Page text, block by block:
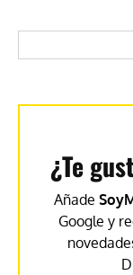
¿Te
Añade
Google y